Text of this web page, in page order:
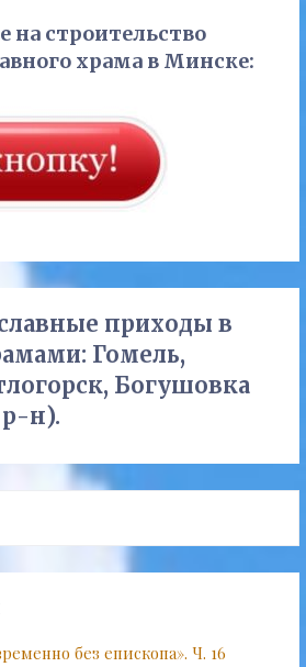
на строительство
храма в Минске:
приходы в
Гомель,
Богушовка
н).
без епископа». Ч. 16